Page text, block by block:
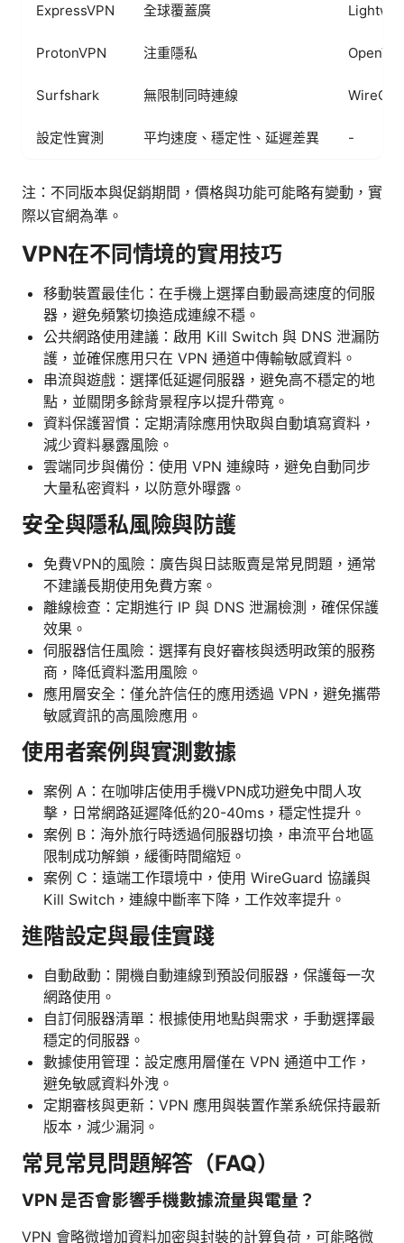
ExpressVPN 全球覆蓋廣
ProtonVPN 注重隱私
Surfshark 無限制同時連線
設定性實測 平均速度、穩定性、延遲差異 -
注：不同版本與促銷期間，價格與功能可能略有變動，實
際以官網為準。
VPN在不同情境的實用技巧
移動裝置最佳化：在手機上選擇自動最高速度的伺服
器，避免頻繁切換造成連線不穩。
公共網路使用建議：啟用 Kill Switch 與 DNS 泄漏防
護，並確保應用只在 VPN 通道中傳輸敏感資料。
串流與遊戲：選擇低延遲伺服器，避免高不穩定的地
點，並關閉多餘背景程序以提升帶寬。
資料保護習慣：定期清除應用快取與自動填寫資料，
減少資料暴露風險。
雲端同步與備份：使用 VPN 連線時，避免自動同步
大量私密資料，以防意外曝露。
安全與隱私風險與防護
免費VPN的風險：廣告與日誌販賣是常見問題，通常
不建議長期使用免費方案。
離線檢查：定期進行 IP 與 DNS 泄漏檢測，確保保護
效果。
伺服器信任風險：選擇有良好審核與透明政策的服務
商，降低資料濫用風險。
應用層安全：僅允許信任的應用透過 VPN，避免攜帶
敏感資訊的高風險應用。
使用者案例與實測數據
案例 A：在咖啡店使用手機VPN成功避免中間人攻
擊，日常網路延遲降低約20-40ms，穩定性提升。
案例 B：海外旅行時透過伺服器切換，串流平台地區
限制成功解鎖，緩衝時間縮短。
案例 C：遠端工作環境中，使用 WireGuard 協議與
Kill Switch，連線中斷率下降，工作效率提升。
進階設定與最佳實踐
自動啟動：開機自動連線到預設伺服器，保護每一次
網路使用。
自訂伺服器清單：根據使用地點與需求，手動選擇最
穩定的伺服器。
數據使用管理：設定應用層僅在 VPN 通道中工作，
避免敏感資料外洩。
定期審核與更新：VPN 應用與裝置作業系統保持最新
版本，減少漏洞。
常見常見問題解答（FAQ）
VPN 是否會影響手機數據流量與電量？
VPN 會略微增加資料加密與封裝的計算負荷，可能略微